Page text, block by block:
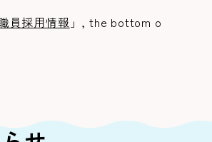
員採用情報 」, the bottom o